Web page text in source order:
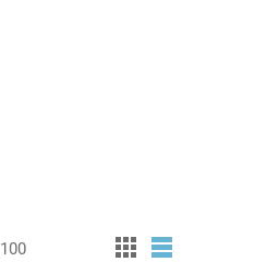
100